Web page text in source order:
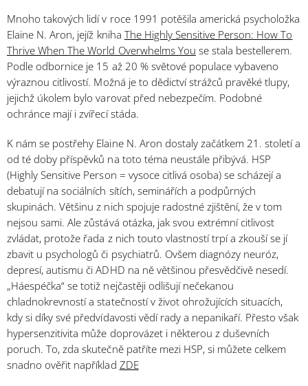
Mnoho takových lidív roce 1991 potěšila americká psycholožka
Elaine N. Aron, jejíž kniha The Highly Sensitive Person: How To
Thrive When The World Overwhelms You se stala bestellerem.
Podle odbornice je 15 až 20 % světové populace vybaveno
výraznou citlivostí. Možná je to dědictví strážců pravěké tlupy,
jejichž úkolem bylo varovat před nebezpečím. Podobné
ochránce mají i zvířecí stáda.
K nám se postřehy Elaine N. Aron dostaly začátkem 21. století a
od té doby příspěvků na toto téma neustále přibývá. HSP
(Highly Sensitive Person = vysoce citlivá osoba) se scházejí a
debatují na sociálních sítích, seminářích a podpůrných
skupinách. Většinu z nich spojuje radostné zjištění, že v tom
nejsou sami. Ale zůstává otázka, jak svou extrémní citlivost
zvládat, protože řada z nich touto vlastností trpí a zkouší se jí
zbavit u psychologů či psychiatrů. Ovšem diagnózy neuróz,
depresí, autismu či ADHD na ně většinou přesvědčivě nesedí.
„Háespéčka“ se totiž nejčastěji odlišují nečekanou
chladnokrevností a statečností v život ohrožujících situacích,
kdy si díky své předvídavosti vědí rady a nepanikaří. Přesto však
hypersenzitivita může doprovázet i některou z duševních
poruch.To, zda skutečně patříte mezi HSP, si můžete celkem
snadno ověřit například ZDE